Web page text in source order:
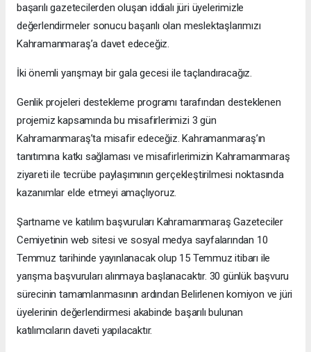
başarılı gazetecilerden oluşan iddialı jüri üyelerimizle
değerlendirmeler sonucu başarılı olan meslektaşlarımızı
Kahramanmaraş’a davet edeceğiz.
İki önemli yarışmayı bir gala gecesi ile taçlandıracağız.
Genlik projeleri destekleme programı tarafından desteklenen
projemiz kapsamında bu misafirlerimizi 3 gün
Kahramanmaraş’ta misafir edeceğiz. Kahramanmaraş’ın
tanıtımına katkı sağlaması ve misafirlerimizin Kahramanmaraş
ziyareti ile tecrübe paylaşımının gerçekleştirilmesi noktasında
kazanımlar elde etmeyi amaçlıyoruz.
Şartname ve katılım başvuruları Kahramanmaraş Gazeteciler
Cemiyetinin web sitesi ve sosyal medya sayfalarından 10
Temmuz tarihinde yayınlanacak olup 15 Temmuz itibarı ile
yarışma başvuruları alınmaya başlanacaktır. 30 günlük başvuru
sürecinin tamamlanmasının ardından Belirlenen komiyon ve jüri
üyelerinin değerlendirmesi akabinde başarılı bulunan
katılımcıların daveti yapılacaktır.